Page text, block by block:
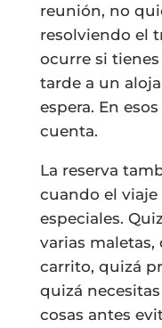
reunión, no
resolviendo el
ocurre si
tarde a un
espera. En
cuenta.
La reserva
cuando el
especiales.
varias maletas,
carrito, quizá
quizá
cosas antes